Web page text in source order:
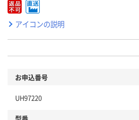
アイコンの説明
お申込番号
UH97220